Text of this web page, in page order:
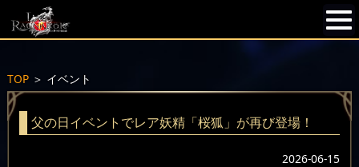
TOP＞ イベント
父の日イベントでレア妖精「桜狐」が再び登場！
2026-06-15